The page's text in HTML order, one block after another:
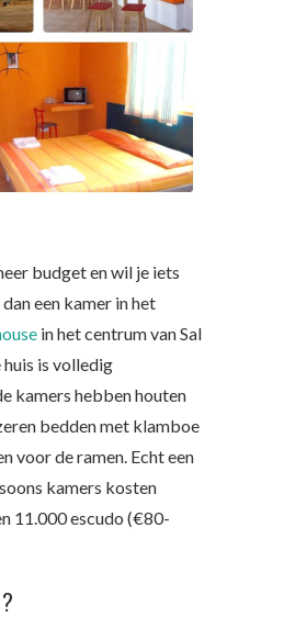
budget en wil je iets
een kamer in het
in het centrum van Sal
is volledig
kamers hebben houten
bedden met klamboe
voor de ramen. Echt een
kamers kosten
11.000 escudo (€80-